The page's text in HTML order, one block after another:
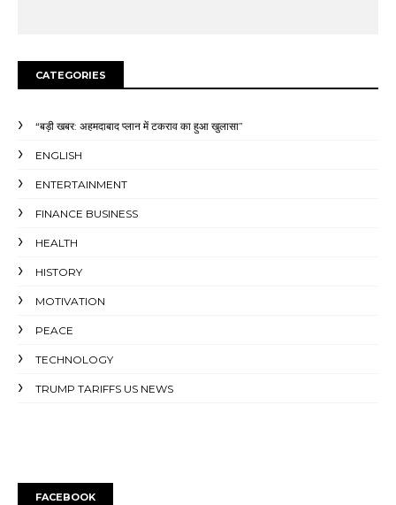
CATEGORIES
“बड़ी खबर: अहमदाबाद प्लान में टकराव का हुआ खुलासा”
ENGLISH
ENTERTAINMENT
FINANCE BUSINESS
HEALTH
HISTORY
MOTIVATION
PEACE
TECHNOLOGY
TRUMP TARIFFS US NEWS
FACEBOOK